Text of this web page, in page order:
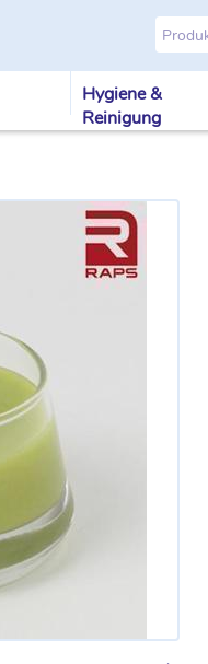
Hygiene &
Reinigung